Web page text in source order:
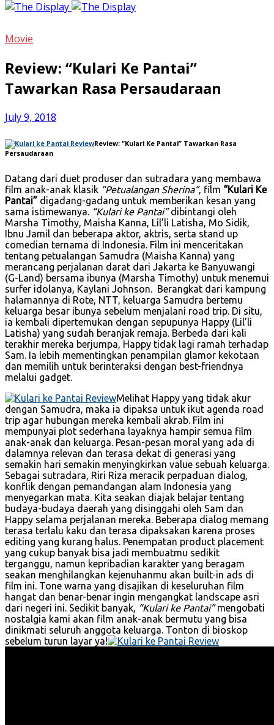
Movie
Review: “Kulari Ke Pantai”
Tawarkan Rasa Persaudaraan
July 9, 2018
Review: “Kulari Ke Pantai” Tawarkan Rasa
Persaudaraan
Datang dari duet produser dan sutradara yang membawa
film anak-anak klasik “Petualangan Sherina”, film “Kulari Ke
Pantai” digadang-gadang untuk memberikan kesan yang
sama istimewanya. “Kulari ke Pantai”dibintangi oleh
Marsha Timothy, Maisha Kanna, Lil’li Latisha, Mo Sidik,
Ibnu Jamil dan beberapa aktor, aktris, serta stand up
comedian ternama di Indonesia. Film ini menceritakan
tentang petualangan Samudra (Maisha Kanna) yang
merancang perjalanan darat dari Jakarta ke Banyuwangi
(G-Land) bersama ibunya (Marsha Timothy) untuk menemui
surfer idolanya, Kaylani Johnson. Berangkat dari kampung
halamannya di Rote, NTT, keluarga Samudra bertemu
keluarga besar ibunya sebelum menjalani road trip. Di situ,
ia kembali dipertemukan dengan sepupunya Happy (Lil’li
Latisha) yang sudah beranjak remaja. Berbeda dari kali
terakhir mereka berjumpa, Happy tidak lagi ramah terhadap
Sam. Ia lebih mementingkan penampilan glamor kekotaan
dan memilih untuk berinteraksi dengan best-friendnya
melalui gadget.
Melihat Happy yang tidak akur
dengan Samudra, maka ia dipaksa untuk ikut agenda road
trip agar hubungan mereka kembali akrab. Film ini
mempunyai plot sederhana layaknya hampir semua film
anak-anak dan keluarga. Pesan-pesan moral yang ada di
dalamnya relevan dan terasa dekat di generasi yang
semakin hari semakin menyingkirkan value sebuah keluarga.
Sebagai sutradara, Riri Riza meracik perpaduan dialog,
konflik dengan pemandangan alam Indonesia yang
menyegarkan mata. Kita seakan diajak belajar tentang
budaya-budaya daerah yang disinggahi oleh Sam dan
Happy selama perjalanan mereka. Beberapa dialog memang
terasa terlalu kaku dan terasa dipaksakan karena proses
editing yang kurang halus. Penempatan product placement
yang cukup banyak bisa jadi membuatmu sedikit
terganggu, namun kepribadian karakter yang beragam
seakan menghilangkan kejenuhanmu akan built-in ads di
film ini. Tone warna yang disajikan di keseluruhan film
hangat dan benar-benar ingin mengangkat landscape asri
dari negeri ini. Sedikit banyak, “Kulari ke Pantai”mengobati
nostalgia kami akan film anak-anak bermutu yang bisa
dinikmati seluruh anggota keluarga. Tonton di bioskop
sebelum turun layar ya!